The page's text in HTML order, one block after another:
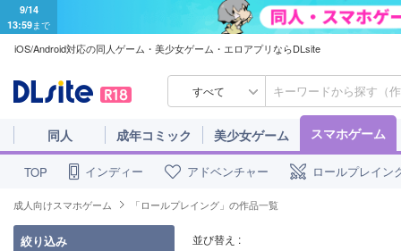
9/14
13:59まで
iOS/Android対応の同人ゲーム・美少女ゲーム・エロアプリならDLsite
すべて
同人 成年コミック 美少女ゲーム スマホゲーム
TOP インディー アドベンチャー ロールプレイン
成人向けスマホゲーム 「ロールプレイング」の作品一覧
並び替え :
絞り込み